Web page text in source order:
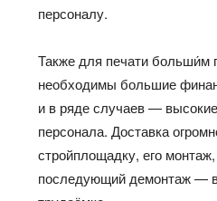
персоналу.
Также для печатибольши́м
необходимы большие
и в рядеслучаев —
персонала. Доставка
стройплощадку,его
последующий демонтаж —